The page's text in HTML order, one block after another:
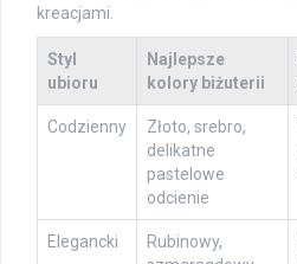
kreacjami.
Styl
ubioru
Najlepsze
kolory biżuterii
Codzienny
Złoto, srebro,
delikatne
pastelowe
odcienie
Elegancki
Rubinowy,